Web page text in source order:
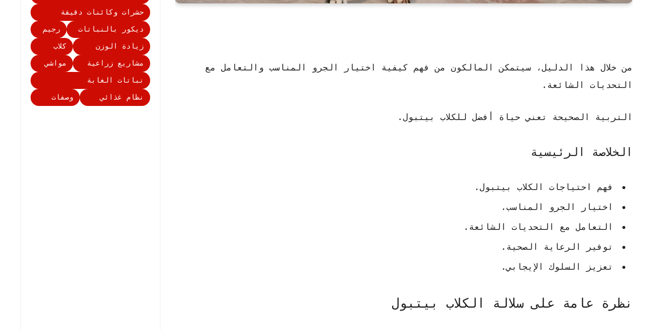
من خلال هذا الدليل، سيتمكن المالكون من فهم كيفية اختيار الجرو المناسب والتعامل مع
التحديات الشائعة.
التربية الصحيحة تعني حياة أفضل للكلاب بيتبول.
الخلاصة الرئيسية
فهم احتياجات الكلاب بيتبول.
اختيار الجرو المناسب.
التعامل مع التحديات الشائعة.
توفير الرعاية الصحية.
تعزيز السلوك الإيجابي.
نظرة عامة على سلالة الكلاب بيتبول
حشرات وكائنات دقيقة
ديكور بالنباتات
رجيم
زيادة الوزن
كلاب
مشاريع زراعية
مواشي
نباتات الغابة
نظام غذائي
وصفات